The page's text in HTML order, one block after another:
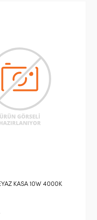
KASA 10W 4000K